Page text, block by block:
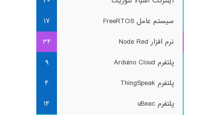
سیستم عامل FreeRTOS
17
نرم افزار Node Red
34
پلتفرم Arduino Cloud
9
پلتفرم ThingSpeak
4
پلتفرم uBeac
14